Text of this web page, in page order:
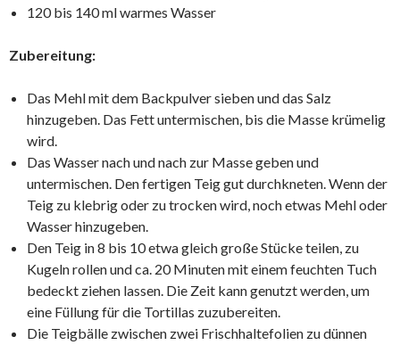
120 bis 140 ml warmes Wasser
Zubereitung:
Das Mehl mit dem Backpulver sieben und das Salz
hinzugeben. Das Fett untermischen, bis die Masse krümelig
wird.
Das Wasser nach und nach zur Masse geben und
untermischen. Den fertigen Teig gut durchkneten. Wenn der
Teig zu klebrig oder zu trocken wird, noch etwas Mehl oder
Wasser hinzugeben.
Den Teig in 8 bis 10 etwa gleich große Stücke teilen, zu
Kugeln rollen und ca. 20 Minuten mit einem feuchten Tuch
bedeckt ziehen lassen. Die Zeit kann genutzt werden, um
eine Füllung für die Tortillas zuzubereiten.
Die Teigbälle zwischen zwei Frischhaltefolien zu dünnen